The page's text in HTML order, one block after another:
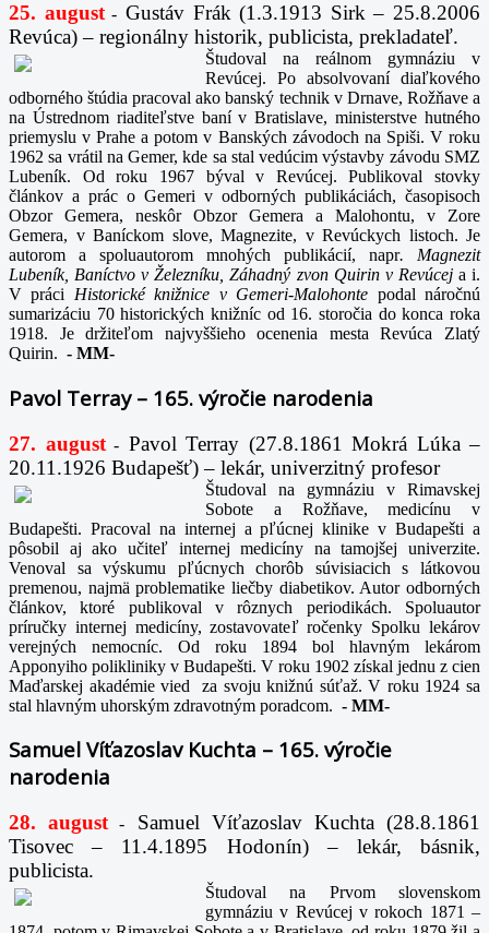
25. august- Gustáv Frák (1.3.1913 Sirk – 25.8.2006
Revúca) – regionálny historik, publicista, prekladateľ.
Študoval na reálnom gymnáziu v
Revúcej. Po absolvovaní diaľkového
odborného štúdia pracoval ako banský technik v Drnave, Rožňave a
na Ústrednom riaditeľstve baní v Bratislave, ministerstve hutného
priemyslu v Prahe a potom v Banských závodoch na Spiši. V roku
1962 sa vrátil na Gemer, kde sa stal vedúcim výstavby závodu SMZ
Lubeník. Od roku 1967 býval v Revúcej. Publikoval stovky
článkov a prác o Gemeri v odborných publikáciách, časopisoch
Obzor Gemera, neskôr Obzor Gemera a Malohontu, v Zore
Gemera, v Baníckom slove, Magnezite, v Revúckych listoch. Je
autorom a spoluautorom mnohých publikácií, napr. Magnezit
Lubeník, Baníctvo v Železníku, Záhadný zvon Quirin v Revúcej a i.
V práci Historické knižnice v Gemeri-Malohonte podal náročnú
sumarizáciu 70 historických knižníc od 16. storočia do konca roka
1918. Je držiteľom najvyššieho ocenenia mesta Revúca Zlatý
Quirin. - MM-
Pavol Terray – 165. výročie narodenia
27. august- Pavol Terray (27.8.1861 Mokrá Lúka –
20.11.1926 Budapešť) – lekár, univerzitný profesor
Študoval na gymnáziu v Rimavskej
Sobote a Rožňave, medicínu v
Budapešti. Pracoval na internej a pľúcnej klinike v Budapešti a
pôsobil aj ako učiteľ internej medicíny na tamojšej univerzite.
Venoval sa výskumu pľúcnych chorôb súvisiacich s látkovou
premenou, najmä problematike liečby diabetikov. Autor odborných
článkov, ktoré publikoval v rôznych periodikách. Spoluautor
príručky internej medicíny, zostavovateľ ročenky Spolku lekárov
verejných nemocníc. Od roku 1894 bol hlavným lekárom
Apponyiho polikliniky v Budapešti. V roku 1902 získal jednu z cien
Maďarskej akadémie vied za svoju knižnú súťaž. V roku 1924 sa
stal hlavným uhorským zdravotným poradcom. - MM-
Samuel Víťazoslav Kuchta – 165. výročie
narodenia
28. august -
Samuel Víťazoslav Kuchta (28.8.1861
Tisovec – 11.4.1895 Hodonín) – lekár, básnik,
publicista.
Študoval na Prvom slovenskom
gymnáziu v Revúcej v rokoch 1871 –